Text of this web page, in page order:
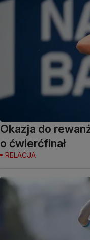
Okazja do
o ćwierćfinał
RELACJA